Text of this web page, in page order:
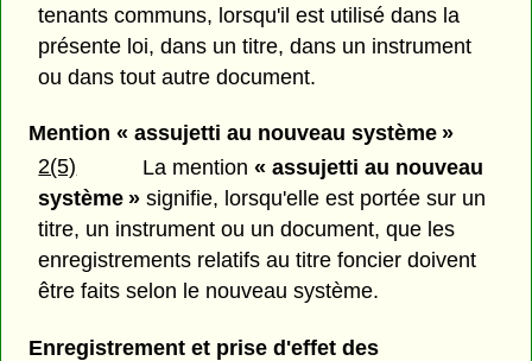
tenants communs, lorsqu'il est utilisé dans la
présente loi, dans un titre, dans un instrument
ou dans tout autre document.
Mention « assujetti au nouveau système »
2(5)
La mention« assujetti au nouveau
système » signifie, lorsqu'elle est portée sur un
titre, un instrument ou un document, que les
enregistrements relatifs au titre foncier doivent
être faits selon le nouveau système.
Enregistrement et prise d'effet des